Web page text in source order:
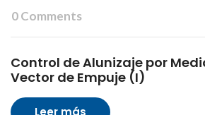
0 Comments
Control de Alunizaje por
Vector de Empuje (I)
Leer más